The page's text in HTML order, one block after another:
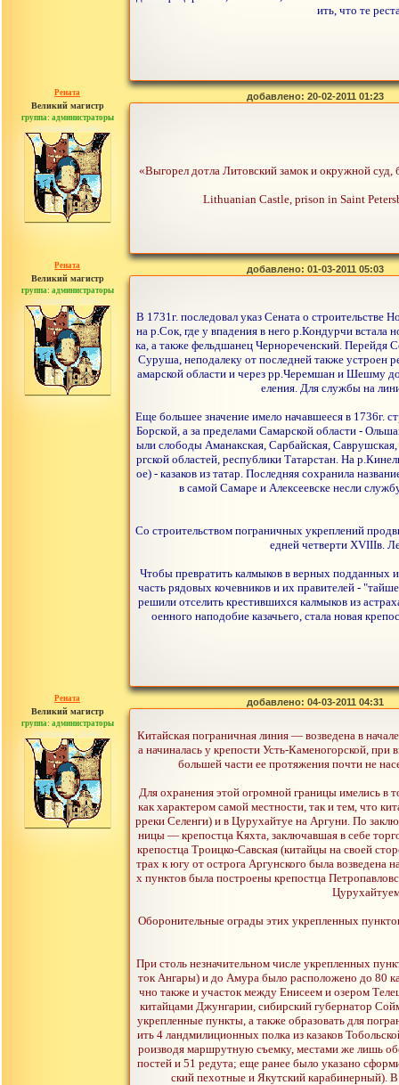
ить, что те
Рената
Великий магистр
группа: администраторы
сообщений: 30442
добавлено: 20-02-2011 01:23
«Выгорел дотла Литовский замок и окружной суд,
Lithuanian Castle, prison in Saint
Рената
Великий магистр
группа: администраторы
сообщений: 30442
добавлено: 01-03-2011 05:03
В 1731г. последовал указ Сената о строительстве
на р.Сок, где у впадения в него р.Кондурчи
ка, а также фельдшанец Чернореченский. Перейдя
Суруша, неподалеку от последней также устроен
амарской области и через рр.Черемшан и Шешму
еления. Для службы на
Еще большее значение имело начавшееся в 1736г.
Борской, а за пределами Самарской области -
ыли слободы Аманакская, Сарбайская,
ргской областей, республики Татарстан. На
ое) - казаков из татар. Последняя сохранила
в самой Самаре и Алексеевске несли
Со строительством пограничных укреплений
едней четверти ХVIIIв.
Чтобы превратить калмыков в верных подданных и
часть рядовых кочевников и их правителей -
решили отселить крестившихся калмыков из
оенного наподобие казачьего, стала новая
Рената
Великий магистр
группа: администраторы
сообщений: 30442
добавлено: 04-03-2011 04:31
Китайская пограничная линия — возведена в
а начиналась y крепости Усть-Каменогорской,
большей части ее протяжения почти не
Для охранения этой огромной границы имелись в
как характером самой местности, так и тем, что
рреки Селенги) и в Цурухайтуе на Аргуни. По
ницы — крепостца Кяхта, заключавшая в себе
крепостца Троицко-Савская (китайцы на своей
трах к югу от острога Аргунского была возведена
х пунктов была построены крепостца
Оборонительные ограды этих укрепленных
При столь незначительном числе укрепленных
ток Ангары) и до Амура было расположено до 80
чно также и участок между Енисеем и озером
китайцами Джунгарии, сибирский губернатор
укрепленные пункты, a также образовать для
ить 4 ландмилиционных полка из казаков
роизводя маршрутную съемку, местами же лишь
постей и 51 редута; еще ранее было указано
ский пехотные и Якутский карабинерный).